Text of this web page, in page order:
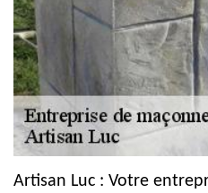
Artisan Luc : Votre